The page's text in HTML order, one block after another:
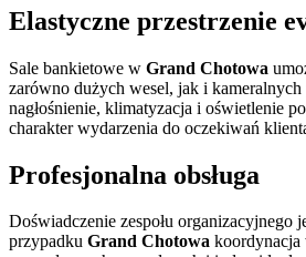
Elastyczne przestrzenie
Sale bankietowe w Grand Chotowa
zarówno dużych wesel, jak i
nagłośnienie, klimatyzacja i oświetlenie
charakter wydarzenia do oczekiwań
Profesjonalna obsługa
Doświadczenie zespołu organizacyjnego
przypadku Grand Chotowa koordynacja